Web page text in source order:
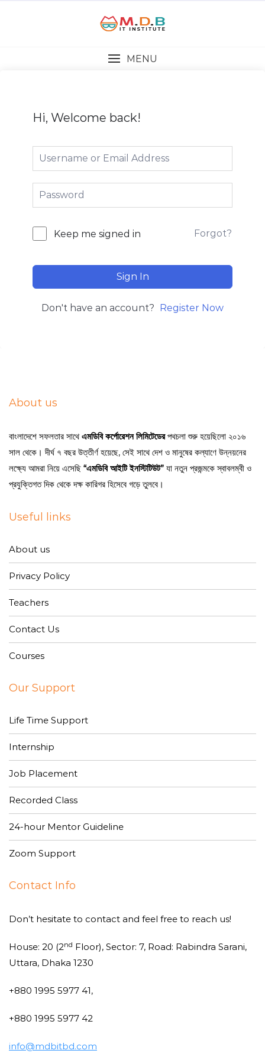
MENU
Hi, Welcome back!
Keep me signed in Forgot?
Sign In
Don't have an account? Register Now
About us
বাংলাদেশে সফলতার সাথেএমডিবি কর্পোরেশন লিমিটেডেরপথচলা শুরু হয়েছিলো ২০১৬
সাল থেকে। দীর্ঘ ৭ বছর উত্তীর্ণ হয়েছে, সেই সাথে দেশ ও মানুষের কল্যাণে উন্নয়নের
লক্ষ্যে আমরা নিয়ে এসেছি “এমডিবি আইটি ইনস্টিটিউট” যা নতুন প্রজন্মকে স্বাবলম্বী ও
প্রযুক্তিগত দিক থেকে দক্ষ কারিগর হিসেবে গড়ে তুলবে।
Useful links
About us
Privacy Policy
Teachers
Contact Us
Courses
Our Support
Life Time Support
Internship
Job Placement
Recorded Class
24-hour Mentor Guideline
Zoom Support
Contact Info
Don’t hesitate to contact and feel free to reach us!
House: 20 (2nd Floor), Sector: 7, Road: Rabindra Sarani,
Uttara, Dhaka 1230
+880 1995 5977 41,
+880 1995 5977 42
info@mdbitbd.com